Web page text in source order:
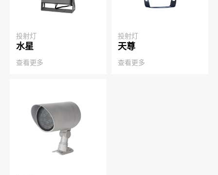
投射灯
水星
查看更多
投射灯
天尊
查看更多